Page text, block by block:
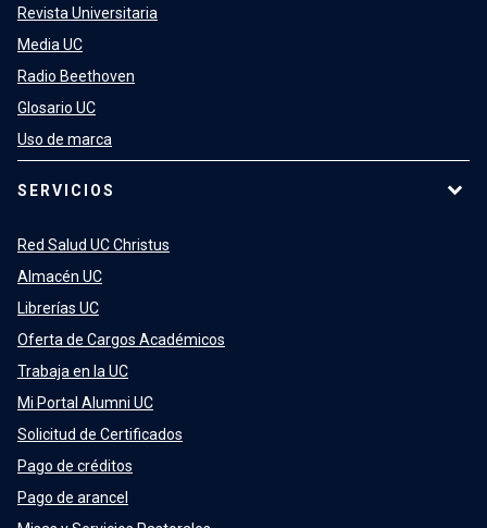
Revista Universitaria
Media UC
Radio Beethoven
Glosario UC
Uso de marca
SERVICIOS
Red Salud UC Christus
Almacén UC
Librerías UC
Oferta de Cargos Académicos
Trabaja en la UC
Mi Portal Alumni UC
Solicitud de Certificados
Pago de créditos
Pago de arancel